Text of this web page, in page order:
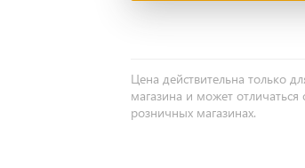
Цена действительна только
магазина и может отличаться
розничных магазинах.